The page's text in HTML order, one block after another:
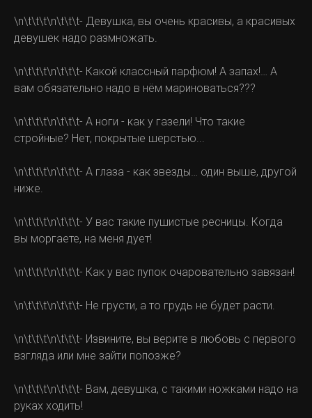
\n\t\t\t\n\t\t\t- Девушка, вы очень красивы, а красивых
девушек надо размножать.
\n\t\t\t\n\t\t\t- Какой классный парфюм! А запах!… А
вам обязательно надо в нём мариноваться???
\n\t\t\t\n\t\t\t- А ноги - как у газели! Что такие
стройные? Нет, покрытые шерстью...
\n\t\t\t\n\t\t\t- А глаза - как звезды… один выше, другой
ниже.
\n\t\t\t\n\t\t\t- У вас такие пушистые ресницы. Когда
вы моргаете, на меня дует!
\n\t\t\t\n\t\t\t- Как у вас пупок очаровательно завязан!
\n\t\t\t\n\t\t\t- Не грусти, а то грудь не будет расти.
\n\t\t\t\n\t\t\t- Извините, вы верите в любовь с первого
взгляда или мне зайти попозже?
\n\t\t\t\n\t\t\t- Вам, девушка, с такими ножками надо на
руках ходить!